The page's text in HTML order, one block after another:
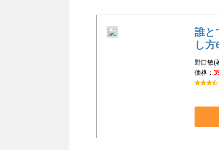
誰と
し
野口敏(
価格：